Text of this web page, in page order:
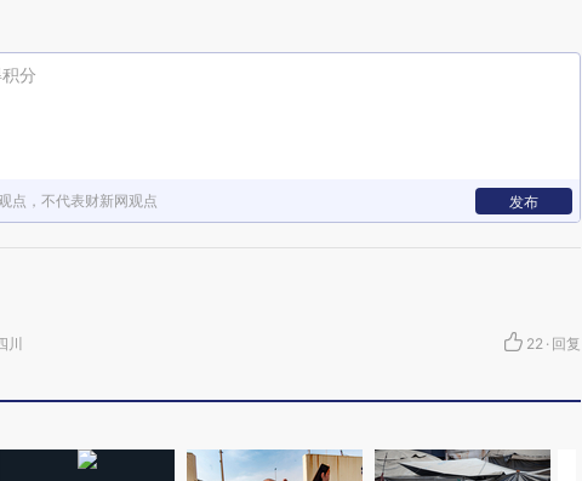
分
点，不代表财新网观点 发布
22 · 回复